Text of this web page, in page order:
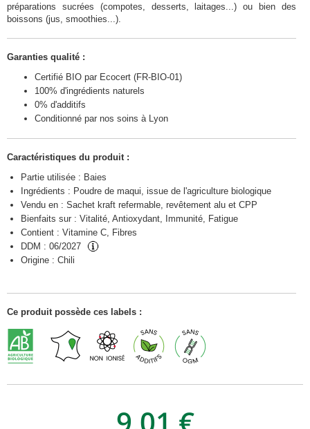
préparations sucrées (compotes, desserts, laitages...) ou bien des
boissons (jus, smoothies...).
Garanties qualité :
Certifié BIO par Ecocert (FR-BIO-01)
100% d'ingrédients naturels
0% d'additifs
Conditionné par nos soins à Lyon
Caractéristiques du produit :
Partie utilisée : Baies
Ingrédients : Poudre de maqui, issue de l'agriculture biologique
Vendu en : Sachet kraft refermable, revêtement alu et CPP
Bienfaits sur : Vitalité, Antioxydant, Immunité, Fatigue
Contient : Vitamine C, Fibres
DDM : 06/2027
Origine : Chili
Ce produit possède ces labels :
9,01 €